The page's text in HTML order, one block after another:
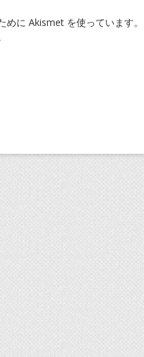
に Akismet を使っています。